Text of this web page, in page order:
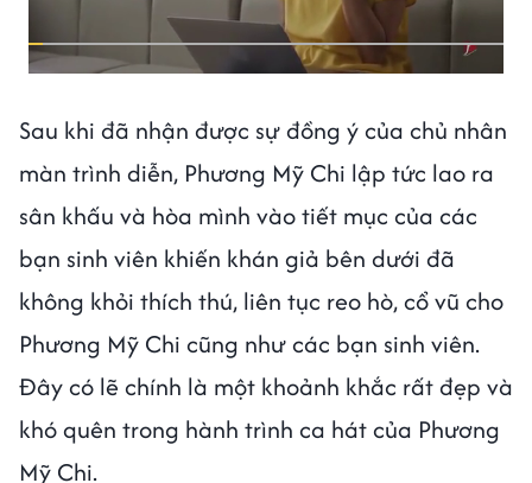
Sau khi đã nhận được sự đồng ý của chủ nhân
màn trình diễn, Phương Mỹ Chi lập tức lao ra
sân khấu và hòa mình vào tiết mục của các
bạn sinh viên khiến khán giả bên dưới đã
không khỏi thích thú, liên tục reo hò, cổ vũ cho
Phương Mỹ Chi cũng như các bạn sinh viên.
Đây có lẽ chính là một khoảnh khắc rất đẹp và
khó quên trong hành trình ca hát của Phương
Mỹ Chi.